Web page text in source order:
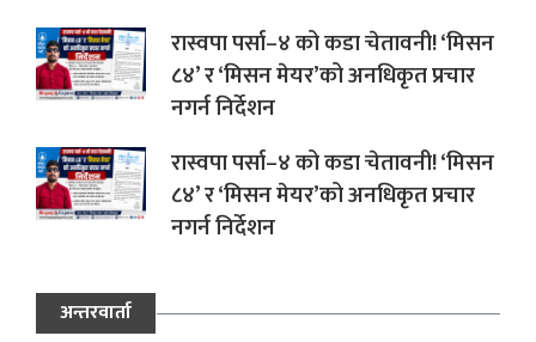
रास्वपा पर्सा–४ को कडा चेतावनी! ‘मिसन
८४’ र ‘मिसन मेयर’को अनधिकृत प्रचार
नगर्न निर्देशन
रास्वपा पर्सा–४ को कडा चेतावनी! ‘मिसन
८४’ र ‘मिसन मेयर’को अनधिकृत प्रचार
नगर्न निर्देशन
अन्तरवार्ता